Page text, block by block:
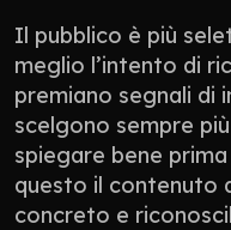
Il pubblico è più
meglio l’intento di
premiano segnali di
scelgono sempre
spiegare bene
questo il contenuto
concreto e